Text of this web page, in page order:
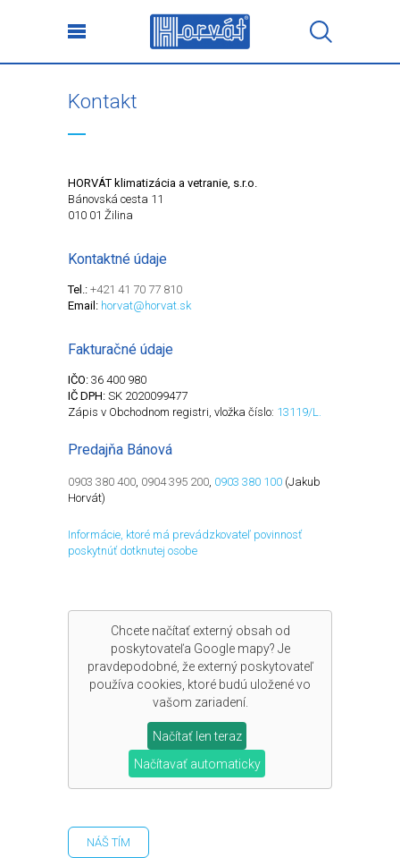
Kontakt
HORVÁT klimatizácia a vetranie, s.r.o.
Bánovská cesta 11
010 01 Žilina
Kontaktné údaje
Tel.: +421 41 70 77 810
Email: horvat@horvat.sk
Fakturačné údaje
IČO: 36 400 980
IČ DPH: SK 2020099477
Zápis v Obchodnom registri, vložka číslo: 13119/L.
Predajňa Bánová
0903 380 400, 0904 395 200, 0903 380 100 (Jakub
Horvát)
Informácie, ktoré má prevádzkovateľ povinnosť
poskytnúť dotknutej osobe
Chcete načítať externý obsah od
poskytovateľa Google mapy? Je
pravdepodobné, že externý poskytovateľ
používa cookies, ktoré budú uložené vo
vašom zariadení.
Načítať len teraz
Načítavať automaticky
NÁŠ TÍM